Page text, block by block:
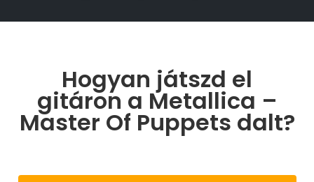
Hogyan játszd el
gitáron a Metallica –
Master Of Puppets dalt?